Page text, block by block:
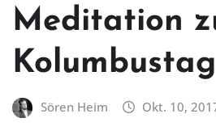
Meditation
Kolumbustag
Sören Heim Okt. 10,